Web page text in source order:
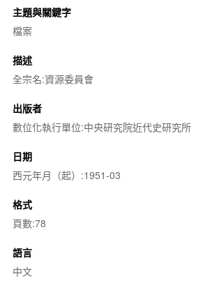
主題與關鍵字
檔案
描述
全宗名:資源委員會
出版者
數位化執行單位:中央研究院近代史研究所
日期
西元年月（起）:1951-03
格式
頁數:78
語言
中文